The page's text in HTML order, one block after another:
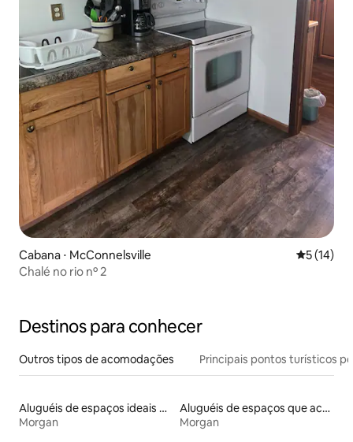
Cabana ⋅ McConnelsville 5 de uma
5 (14)
Chalé no rio nº 2
Destinos para conhecer
Outros tipos de acomodações Principais pontos turísticos
Aluguéis de espaços ideais para famílias
Morgan
Aluguéis de espaços que aceitam animais de estimação
Morgan